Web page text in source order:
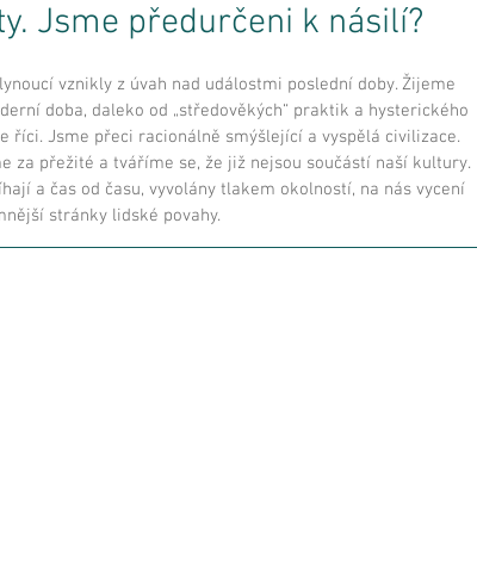
Jsme předurčeni k násilí?
vznikly z úvah nad událostmi poslední doby. Žijeme
doba, daleko od „středověkých“ praktik a hysterického
říci. Jsme přeci racionálně smýšlející a vyspělá civilizace.
za přežité a tváříme se, že již nejsou součástí naší kultury.
a čas od času, vyvolány tlakem okolností, na nás vycení
stránky lidské povahy.